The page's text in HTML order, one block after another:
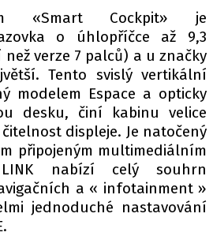
«Smart Cockpit» je
o úhlopříčce až 9,3
verze 7 palců) a u značky
Tento svislý vertikální
modelem Espace a opticky
desku, činí kabinu velice
displeje. Je natočený
připojeným multimediálním
LINK nabízí celý souhrn
a « infotainment »
jednoduché nastavování